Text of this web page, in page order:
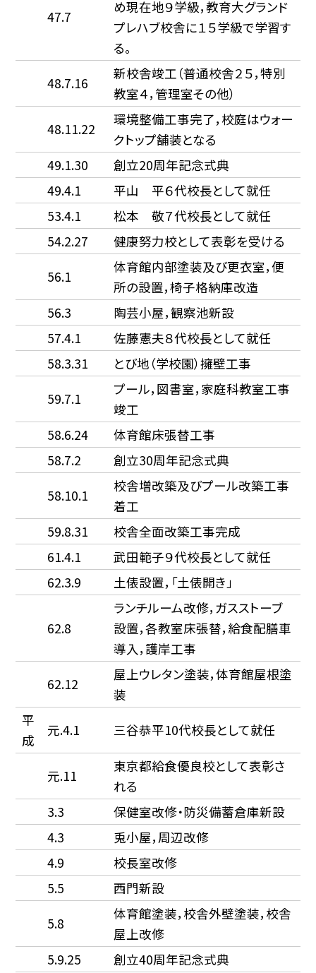
47.7
め現在地９学級，教育大グランド
プレハブ校舎に１５学級で学習す
る。
48.7.16
新校舎竣工（普通校舎２５，特別
教室４，管理室その他）
48.11.22
環境整備工事完了，校庭はウォー
クトップ舗装となる
49.1.30
創立20周年記念式典
49.4.1
平山 平６代校長として就任
53.4.1
松本 敬７代校長として就任
54.2.27
健康努力校として表彰を受ける
56.1
体育館内部塗装及び更衣室，便
所の設置，椅子格納庫改造
56.3
陶芸小屋，観察池新設
57.4.1
佐藤憲夫８代校長として就任
58.3.31
とび地（学校園）擁壁工事
59.7.1
プール，図書室，家庭科教室工事
竣工
58.6.24
体育館床張替工事
58.7.2
創立30周年記念式典
58.10.1
校舎増改築及びプール改築工事
着工
59.8.31
校舎全面改築工事完成
61.4.1
武田範子９代校長として就任
62.3.9
土俵設置，「土俵開き」
62.8
ランチルーム改修，ガスストーブ
設置，各教室床張替，給食配膳車
導入，護岸工事
62.12
屋上ウレタン塗装，体育館屋根塗
装
平
成
元.4.1 三谷恭平10代校長として就任
元.11
東京都給食優良校として表彰さ
れる
3.3
保健室改修・防災備蓄倉庫新設
4.3
兎小屋，周辺改修
4.9
校長室改修
5.5
西門新設
5.8
体育館塗装，校舎外壁塗装，校舎
屋上改修
5.9.25
創立40周年記念式典